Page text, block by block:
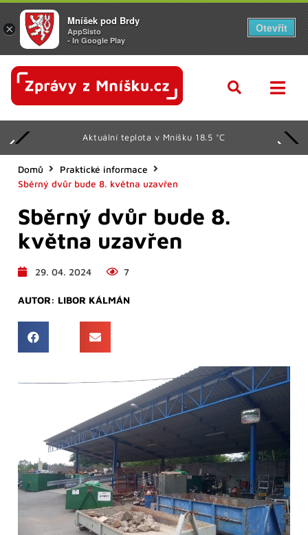
Aktuální teplota v Mníšku 18.5 °C
Domů
Praktické informace
Sběrný dvůr bude 8. května uzavřen
Sběrný dvůr bude 8.
května uzavřen
29. 04. 2024 7
AUTOR: LIBOR KÁLMÁN
×
Mníšek pod Brdy
AppSisto
- In Google Play
Otevřít